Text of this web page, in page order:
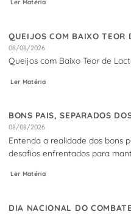
Ler Matéria
QUEIJOS COM BAIXO TEOR
08/08/2026
Queijos com Baixo Teor de
Ler Matéria
BONS PAIS, SEPARADOS
08/08/2026
Entenda a realidade dos bons
desafios enfrentados para
Ler Matéria
DIA NACIONAL DO